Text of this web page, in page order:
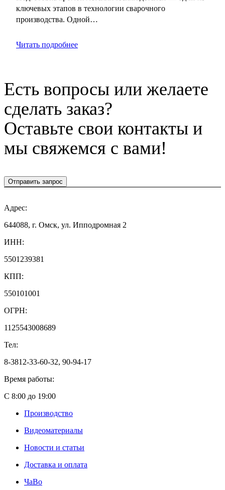
ключевых этапов в технологии сварочного
производства. Одной…
Читать подробнее
Есть вопросы или желаете
сделать заказ?
Оставьте свои контакты и
мы свяжемся с вами!
Отправить запрос
Адрес:
644088, г. Омск, ул. Ипподромная 2
ИНН:
5501239381
КПП:
550101001
ОГРН:
1125543008689
Тел:
8-3812-33-60-32, 90-94-17
Время работы:
С 8:00 до 19:00
Производство
Видеоматериалы
Новости и статьи
Доставка и оплата
ЧаВо